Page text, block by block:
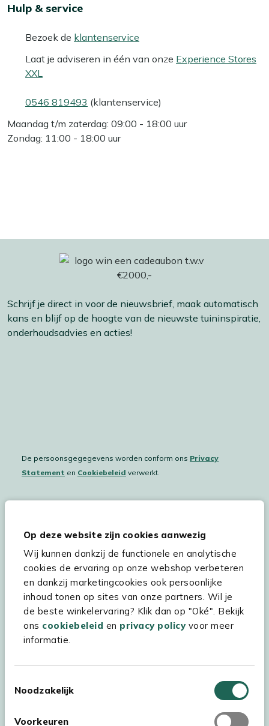
Op deze website zijn cookies aanwezig
Wij kunnen dankzij de functionele en analytische
cookies de ervaring op onze webshop verbeteren
en dankzij marketingcookies ook persoonlijke
inhoud tonen op sites van onze partners. Wil je
de beste winkelervaring? Klik dan op "Oké". Bekijk
ons cookiebeleid en privacy policyvoor meer
informatie.
Noodzakelijk
Voorkeuren
Hulp & service
Bezoek de klantenservice
Laat je adviseren in één van onze Experience Stores
XXL
0546 819493 (klantenservice)
Maandag t/m zaterdag: 09:00 - 18:00 uur
Zondag: 11:00 - 18:00 uur
Schrijf je direct in voor de nieuwsbrief, maak automatisch
kans en blijf op de hoogte van de nieuwste tuininspiratie,
onderhoudsadvies en acties!
De persoonsgegegevens worden conform ons Privacy
Statement en Cookiebeleid verwerkt.
Hulp & service
Assortiment
Kees Smit Tuinmeubelen
Experience Stores XXL